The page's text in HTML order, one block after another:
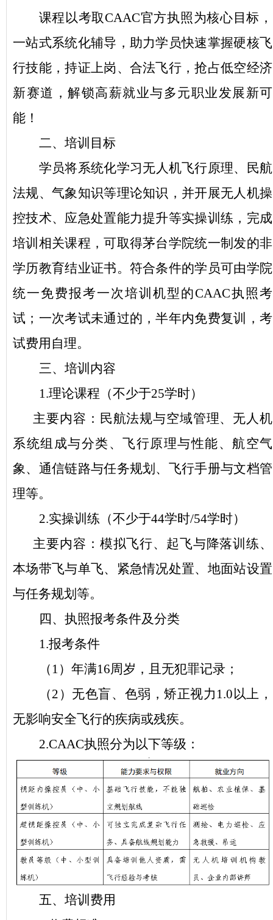
课程以考取CAAC官方执照为核心目标，
一站式系统化辅导，助力学员快速掌握硬核飞
行技能，持证上岗、合法飞行，抢占低空经济
新赛道，解锁高薪就业与多元职业发展新可
能！
二、 培训目标
学员将系统化学习无人机飞行原理、民航
法规、气象知识等理论知识， 并开展无人机操
控技术、应急处置能力提升等实操训练， 完成
培训相关课程 ，可取得茅台学院统一制发的非
学历教育结业证书。 符合条件的学员可由学院
统一免费报考一次培训机型的CAAC执照考
试；一次考试未通过的，半年内免费复训，考
试费用自理。
三、 培训内容
1.理论课程（不少于25学时）
主要内容：民航法规与空域管理、无人机
系统组成与分类、飞行原理与性能、航空气
象、通信链路与任务规划、飞行手册与文档管
理等。
2.实操训练（不少于44学时/54学时）
主要内容：模拟飞行、起飞与降落训练、
本场带飞与单飞、紧急情况处置、地面站设置
与任务规划等。
四、执照报考条件及分类
1.报考条件
（ 1）年满16周岁，且无犯罪记录；
（2）无色盲、色弱，矫正视力1.0以上，
无影响安全飞行的疾病或残疾。
2.CAAC执照分为以下等级：
五、培训费用